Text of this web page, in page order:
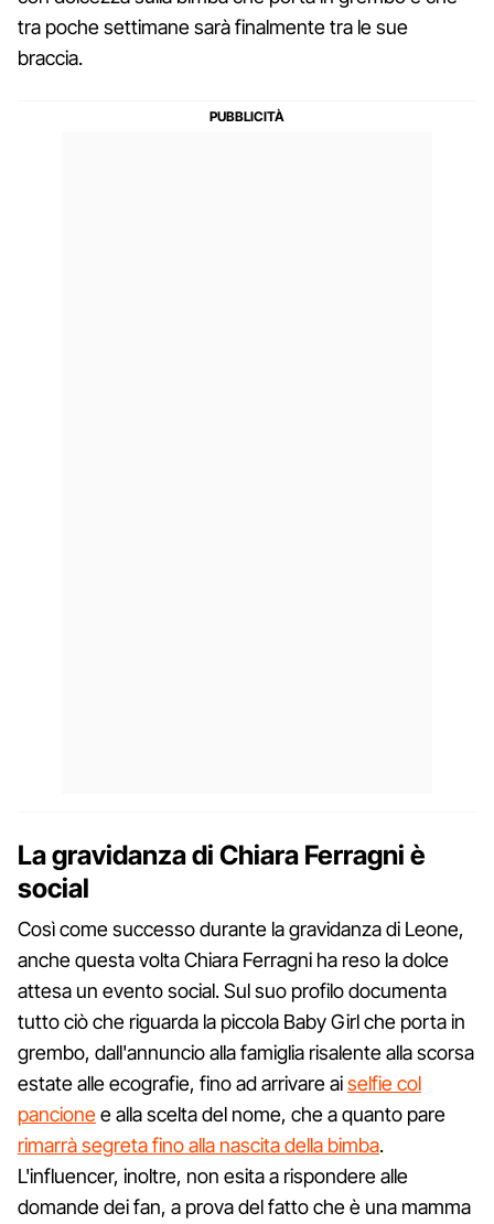
tra poche settimane sarà finalmente tra le sue
braccia.
La gravidanza di Chiara Ferragni è
social
Così come successo durante la gravidanza di Leone,
anche questa volta Chiara Ferragni ha reso la dolce
attesa un evento social. Sul suo profilo documenta
tutto ciò che riguarda la piccola Baby Girl che porta in
grembo, dall'annuncio alla famiglia risalente alla scorsa
estate alle ecografie, fino ad arrivare aiselfie col
pancionee alla scelta del nome, che a quanto pare
rimarrà segreta fino alla nascita della bimba.
L'influencer, inoltre, non esita a rispondere alle
domande dei fan, a prova del fatto che è una mamma